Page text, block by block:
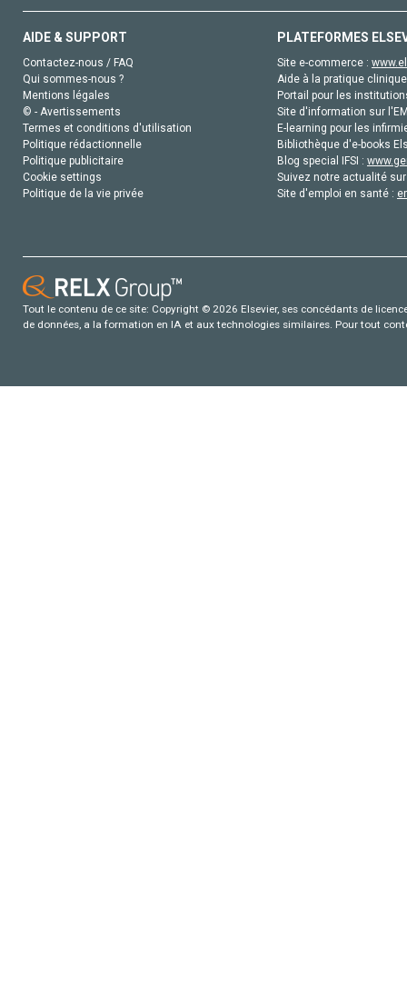
AIDE & SUPPORT
Contactez-nous / FAQ
Qui sommes-nous ?
Mentions légales
© - Avertissements
Termes et conditions d'utilisation
Politique rédactionnelle
Politique publicitaire
Cookie settings
Politique de la vie privée
PLATEFORMES
Site e-commerce :
Aide à la pratique
Portail pour les
Site d'information sur
E-learning pour les
Bibliothèque d'e-books
Blog special IFSI :
Suivez notre actualité
Site d'emploi en santé :
Tout le contenu de ce site: Copyright © 2026 Elsevier, ses concédants de
de données, a la formation en IA et aux technologies similaires. Pour tout